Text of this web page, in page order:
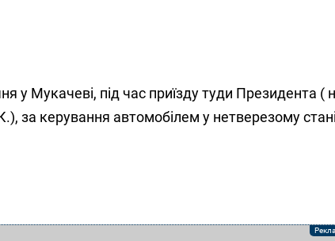
у Мукачеві, під час приїзду туди Президента (
за керування автомобілем у нетверезому стані